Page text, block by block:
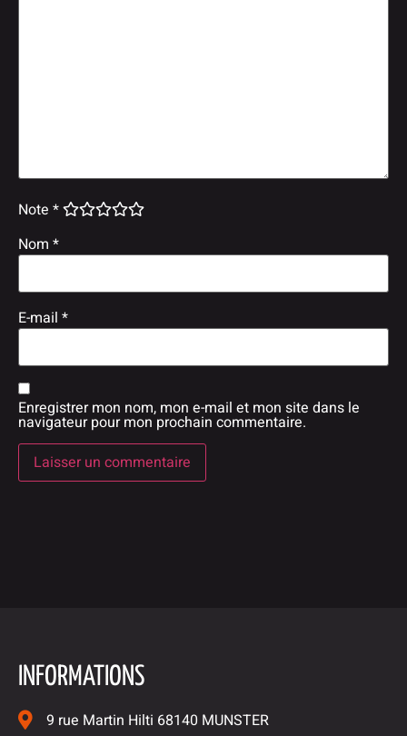
Note *
Nom *
E-mail *
Enregistrer mon nom, mon e-mail et mon site dans le
navigateur pour mon prochain commentaire.
INFORMATIONS
9 rue Martin Hilti 68140 MUNSTER